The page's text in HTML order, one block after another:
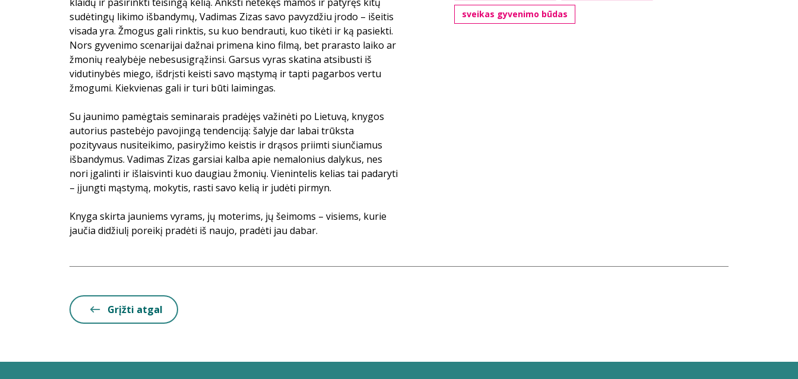
sudėtingų likimo išbandymų, Vadimas Zizas savo pavyzdžiu įrodo – išeitis
visada yra. Žmogus gali rinktis, su kuo bendrauti, kuo tikėti ir ką pasiekti.
Nors gyvenimo scenarijai dažnai primena kino filmą, bet prarasto laiko ar
žmonių realybėje nebesusigrąžinsi. Garsus vyras skatina atsibusti iš
vidutinybės miego, išdrįsti keisti savo mąstymą ir tapti pagarbos vertu
žmogumi. Kiekvienas gali ir turi būti laimingas.
Su jaunimo pamėgtais seminarais pradėjęs važinėti po Lietuvą, knygos
autorius pastebėjo pavojingą tendenciją: šalyje dar labai trūksta
pozityvaus nusiteikimo, pasiryžimo keistis ir drąsos priimti siunčiamus
išbandymus. Vadimas Zizas garsiai kalba apie nemalonius dalykus, nes
nori įgalinti ir išlaisvinti kuo daugiau žmonių. Vienintelis kelias tai padaryti
– įjungti mąstymą, mokytis, rasti savo kelią ir judėti pirmyn.
Knyga skirta jauniems vyrams, jų moterims, jų šeimoms – visiems, kurie
jaučia didžiulį poreikį pradėti iš naujo, pradėti jau dabar.
sveikas gyvenimo būdas
Grįžti atgal